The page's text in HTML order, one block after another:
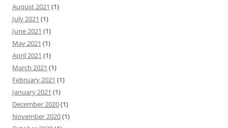
August 2021 (1)
July 2021 (1)
June 2021 (1)
May 2021 (1)
April 2021 (1)
March 2021 (1)
February 2021 (1)
January 2021 (1)
December 2020(1)
November 2020(1)